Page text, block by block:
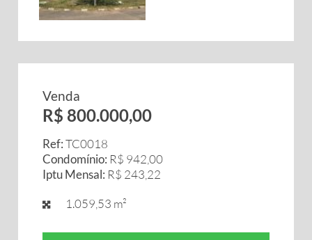
Venda
R$ 800.000,00
Ref:TC0018
Condomínio: R$ 942,00
Iptu Mensal: R$ 243,22
1.059,53 m²